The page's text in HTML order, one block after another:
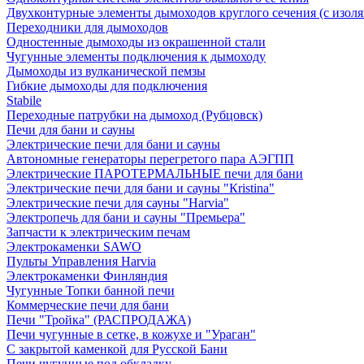
Двухконтурные элементы дымоходов круглого сечения (с
Переходники для дымоходов
Одностенные дымоходы из окрашенной стали
Чугунные элементы подключения к дымоходу
Дымоходы из вулканической пемзы
Гибкие дымоходы для подключения
Stabile
Переходные патрубки на дымоход (Рубцовск)
Печи для бани и сауны
Электрические печи для бани и сауны
Автономные генераторы перегретого пара АЭГПП
Электрические ПАРОТЕРМАЛЬНЫЕ печи для бани
Электрические печи для бани и сауны "Кristina"
Электрические печи для сауны "Harvia"
Электропечь для бани и сауны "Премьера"
Запчасти к электрическим печам
Электрокаменки SAWO
Пульты Управления Harvia
Электрокаменки Финляндия
Чугунные Топки банной печи
Коммерческие печи для бани
Печи "Тройка" (РАСПРОДАЖА)
Печи чугунные в сетке, в кожухе и "Ураган"
С закрытой каменкой для Русской Бани